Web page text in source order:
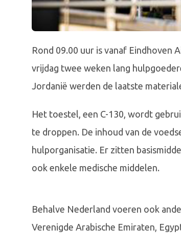
Rond 09.00 uur is vanaf
vrijdag twee weken lang
Jordanië werden de laatste
Het toestel, een C-130, wordt
te droppen. De inhoud van de
hulporganisatie. Er zitten
ook enkele medische middelen.
Behalve Nederland voeren ook
Verenigde Arabische Emiraten,